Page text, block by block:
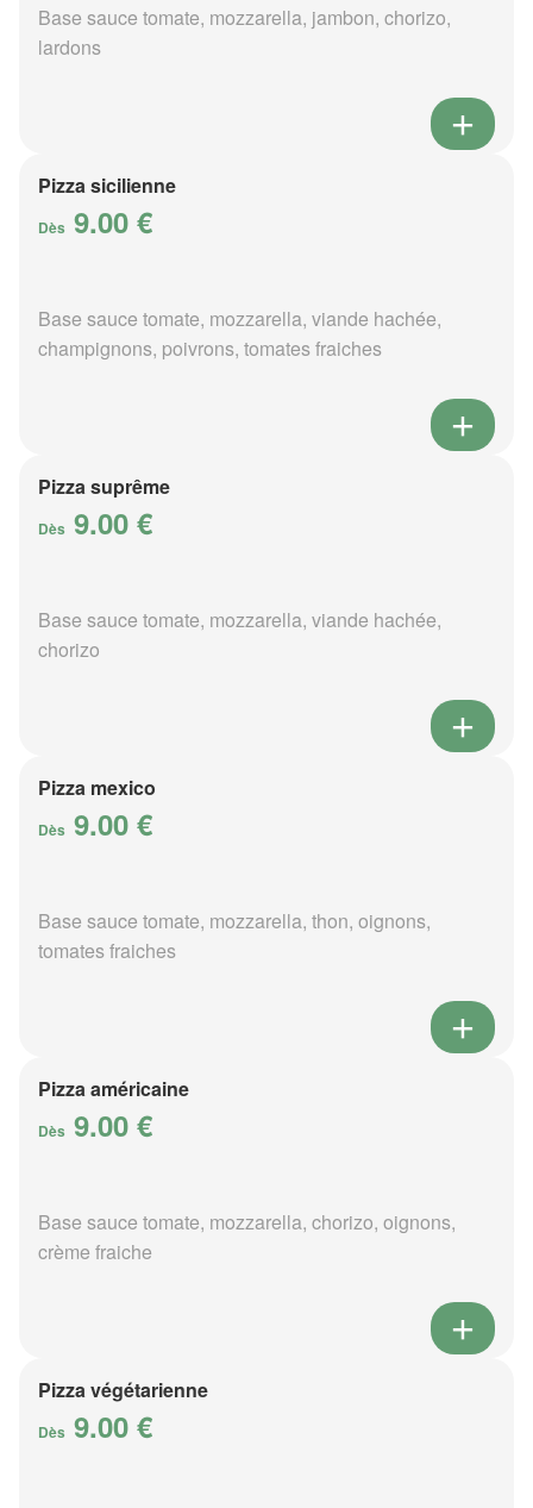
Base sauce tomate, mozzarella, jambon, chorizo,
lardons
Pizza sicilienne
Dès 9.00 €
Base sauce tomate, mozzarella, viande hachée,
champignons, poivrons, tomates fraiches
Pizza suprême
Dès 9.00 €
Base sauce tomate, mozzarella, viande hachée,
chorizo
Pizza mexico
Dès 9.00 €
Base sauce tomate, mozzarella, thon, oignons,
tomates fraiches
Pizza américaine
Dès 9.00 €
Base sauce tomate, mozzarella, chorizo, oignons,
crème fraiche
Pizza végétarienne
Dès 9.00 €